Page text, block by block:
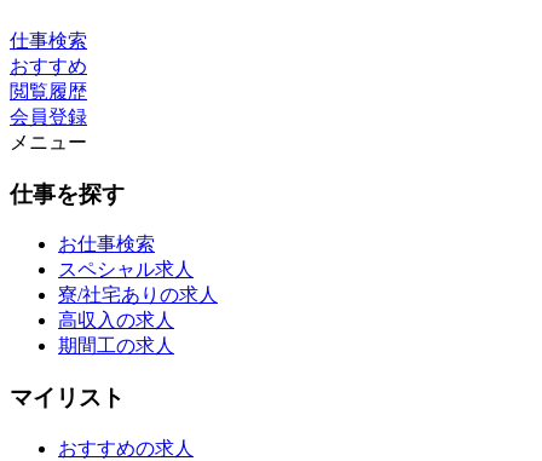
仕事検索
おすすめ
閲覧履歴
会員登録
メニュー
仕事を探す
お仕事検索
スペシャル求人
寮/社宅ありの求人
高収入の求人
期間工の求人
マイリスト
おすすめの求人